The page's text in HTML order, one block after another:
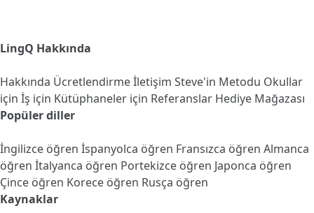
LingQ Hakkında
Hakkında Ücretlendirmeİletişim Steve'in Metodu Okullar
için İş için Kütüphaneler için Referanslar Hediye Mağazası
Popüler diller
İngilizce öğren İspanyolca öğren Fransızca öğren Almanca
öğren İtalyanca öğren Portekizce öğren Japonca öğren
Çince öğren Korece öğren Rusça öğren
Kaynaklar